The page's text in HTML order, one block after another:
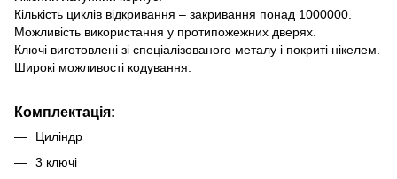
Кількість циклів відкривання – закривання понад 1000000.
Можливість використання у протипожежних дверях.
Ключі виготовлені зі спеціалізованого металу і покриті нікелем.
Широкі можливості кодування.
Комплектація:
Циліндр
3 ключі